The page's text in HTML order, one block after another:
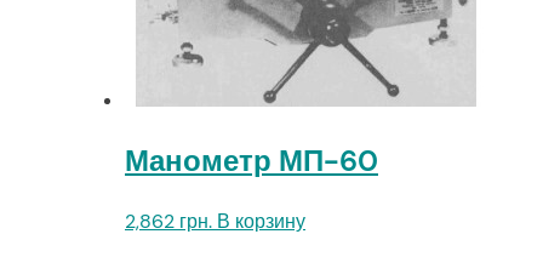
Манометр МП-60
2,862 грн. В корзину